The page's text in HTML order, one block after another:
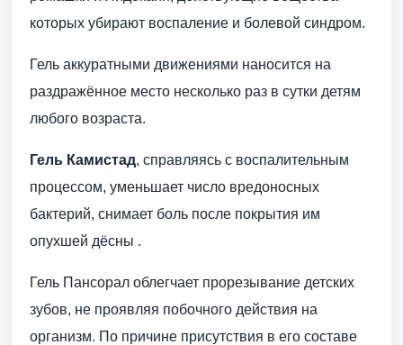
которых убирают воспаление и болевой синдром.
Гель аккуратными движениями наносится на
раздражённое место несколько раз в сутки детям
любого возраста.
Гель Камистад, справляясь с воспалительным
процессом, уменьшает число вредоносных
бактерий, снимает боль после покрытия им
опухшей дёсны .
Гель Пансорал облегчает прорезывание детских
зубов, не проявляя побочного действия на
организм. По причине присутствия в его составе